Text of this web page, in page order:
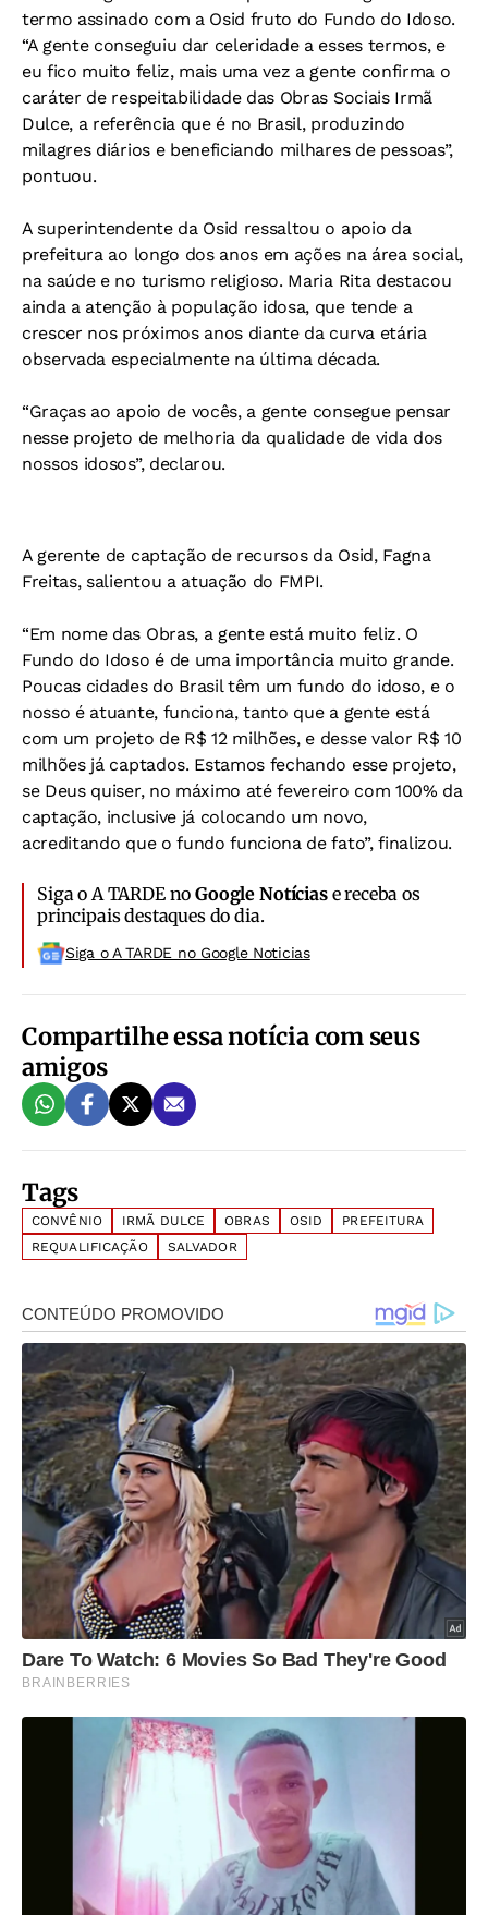
termo assinado com a Osid fruto do Fundo do Idoso.
“A gente conseguiu dar celeridade a esses termos, e
eu fico muito feliz, mais uma vez a gente confirma o
caráter de respeitabilidade das Obras Sociais Irmã
Dulce, a referência que é no Brasil, produzindo
milagres diários e beneficiando milhares de pessoas”,
pontuou.
A superintendente da Osid ressaltou o apoio da
prefeitura ao longo dos anos em ações na área social,
na saúde e no turismo religioso. Maria Rita destacou
ainda a atenção à população idosa, que tende a
crescer nos próximos anos diante da curva etária
observada especialmente na última década.
“Graças ao apoio de vocês, a gente consegue pensar
nesse projeto de melhoria da qualidade de vida dos
nossos idosos”, declarou.
A gerente de captação de recursos da Osid, Fagna
Freitas, salientou a atuação do FMPI.
“Em nome das Obras, a gente está muito feliz. O
Fundo do Idoso é de uma importância muito grande.
Poucas cidades do Brasil têm um fundo do idoso, e o
nosso é atuante, funciona, tanto que a gente está
com um projeto de R$ 12 milhões, e desse valor R$ 10
milhões já captados. Estamos fechando esse projeto,
se Deus quiser, no máximo até fevereiro com 100% da
captação, inclusive já colocando um novo,
acreditando que o fundo funciona de fato”, finalizou.
Siga o A TARDE noGoogle Notíciase receba os
principais destaques do dia.
Siga o A TARDE no Google Noticias
Compartilhe essa notícia com seus
amigos
Tags
CONVÊNIO IRMÃ DULCE OBRAS OSID
PREFEITURA
REQUALIFICAÇÃO
SALVADOR